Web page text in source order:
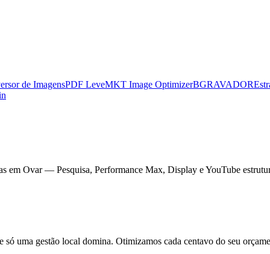
de ImagensPDF LeveMKT Image OptimizerBGRAVADOR
em Ovar — Pesquisa, Performance Max, Display e YouTube
uma gestão local domina. Otimizamos cada centavo do seu